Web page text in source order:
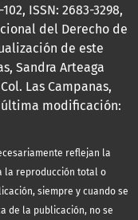
ISSN: 2683-3298,
del Derecho de
de este
Sandra Arteaga
Las Campanas,
última modificación:
reflejan la
la reproducción total o
siempre y cuando se
de la publicación, no se